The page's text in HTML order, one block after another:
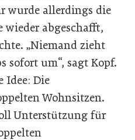
wurde allerdings die
wieder abgeschafft,
„Niemand zieht
sofort um“, sagt Kopf.
Idee: Die
Wohnsitzen.
Unterstützung für